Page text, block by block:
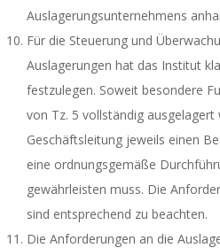
Auslagerungsunternehmens
Für die Steuerung und
Auslagerungen hat das Institut
festzulegen. Soweit besondere
von Tz. 5 vollständig ausgelagert
Geschäftsleitung jeweils einen
eine ordnungsgemäße
gewährleisten muss. Die
sind entsprechend zu beachten.
Die Anforderungen an die